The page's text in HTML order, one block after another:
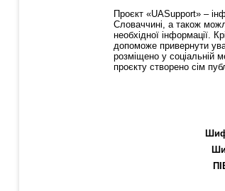
Проєкт «UASupport» –
Словаччині, а також
необхідної інформації.
допоможе привернути
розміщено у соціальній
проєкту створено сім